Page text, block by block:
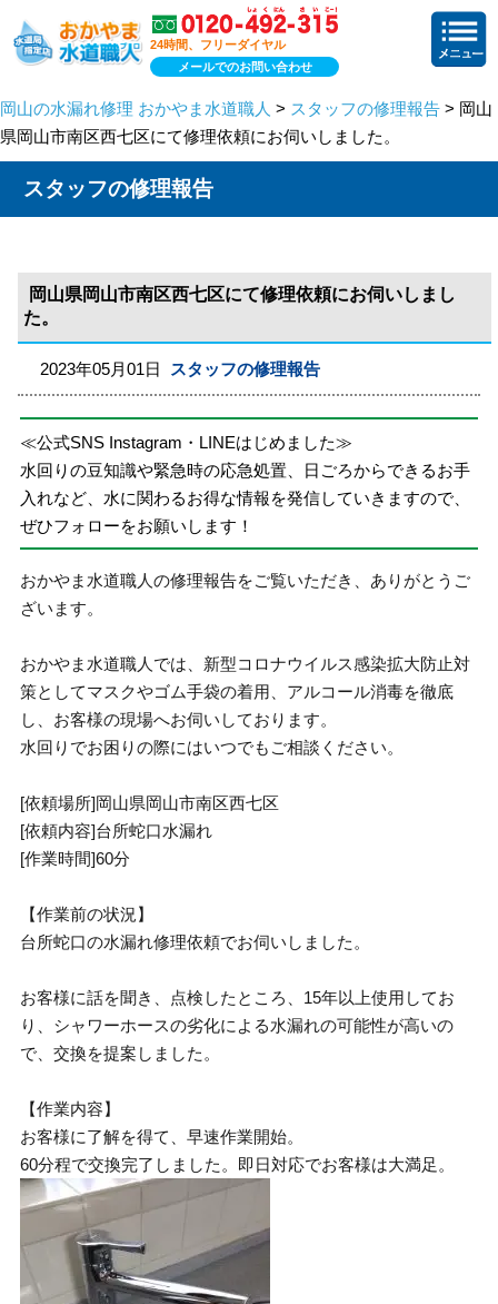
24時間、フリーダイヤル
メールでのお問い合わせ
岡山の水漏れ修理 おかやま水道職人 > スタッフの修理報告 > 岡山
県岡山市南区西七区にて修理依頼にお伺いしました。
スタッフの修理報告
岡山県岡山市南区西七区にて修理依頼にお伺いしまし
た。
2023年05月01日 スタッフの修理報告
≪公式SNS Instagram・LINEはじめました≫
水回りの豆知識や緊急時の応急処置、日ごろからできるお手
入れなど、水に関わるお得な情報を発信していきますので、
ぜひフォローをお願いします！
おかやま水道職人の修理報告をご覧いただき、ありがとうご
ざいます。
おかやま水道職人では、新型コロナウイルス感染拡大防止対
策としてマスクやゴム手袋の着用、アルコール消毒を徹底
し、お客様の現場へお伺いしております。
水回りでお困りの際にはいつでもご相談ください。
[依頼場所]岡山県岡山市南区西七区
[依頼内容]台所蛇口水漏れ
[作業時間]60分
【作業前の状況】
台所蛇口の水漏れ修理依頼でお伺いしました。
お客様に話を聞き、点検したところ、15年以上使用してお
り、シャワーホースの劣化による水漏れの可能性が高いの
で、交換を提案しました。
【作業内容】
お客様に了解を得て、早速作業開始。
60分程で交換完了しました。即日対応でお客様は大満足。